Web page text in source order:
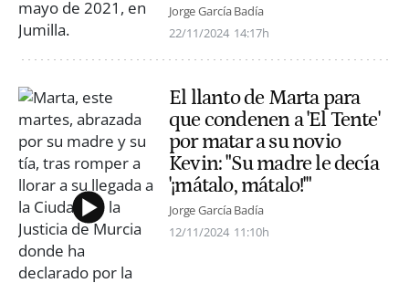
Jorge García Badía
22/11/2024 14:17h
El llanto de Marta para
que condenen a 'El Tente'
por matar a su novio
Kevin: "Su madre le decía
'¡mátalo, mátalo!'"
Jorge García Badía
12/11/2024 11:10h